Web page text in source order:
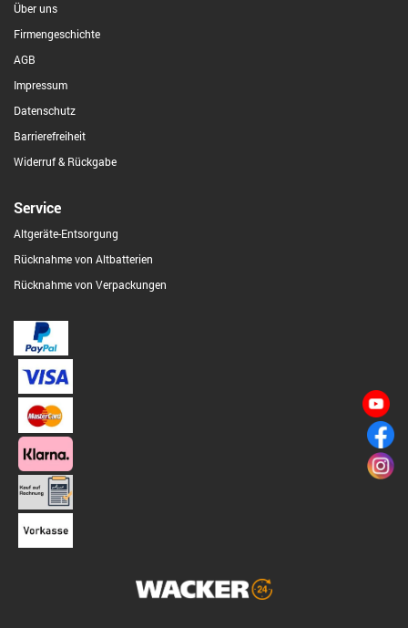
Über uns
Firmengeschichte
AGB
Impressum
Datenschutz
Barrierefreiheit
Widerruf & Rückgabe
Service
Altgeräte-Entsorgung
Rücknahme von Altbatterien
Rücknahme von Verpackungen